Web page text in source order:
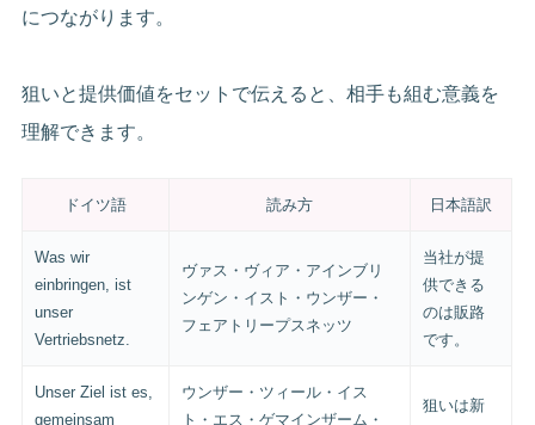
につながります。
狙いと提供価値をセットで伝えると、相手も組む意義を
理解できます。
ドイツ語 読み方 日本語訳
Was wir
einbringen, ist
unser
Vertriebsnetz.
ヴァス・ヴィア・アインブリ
ンゲン・イスト・ウンザー・
フェアトリープスネッツ
当社が提
供できる
のは販路
です。
Unser Ziel ist es,
gemeinsam
ウンザー・ツィール・イス
ト・エス・ゲマインザーム・
狙いは新